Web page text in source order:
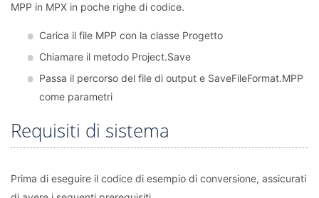
MPP in MPX in poche righe di codice.
Carica il file MPP con la classe Progetto
Chiamare il metodo Project.Save
Passa il percorso del file di output e SaveFileFormat.MPP
come parametri
Requisiti di sistema
Prima di eseguire il codice di esempio di conversione, assicurati